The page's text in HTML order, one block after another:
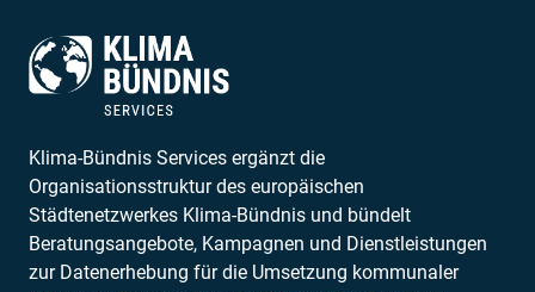
Klima-Bündnis Services ergänzt die
Organisationsstruktur des europäischen
Städtenetzwerkes Klima-Bündnis und bündelt
Beratungsangebote, Kampagnen und Dienstleistungen
zur Datenerhebung für die Umsetzung kommunaler